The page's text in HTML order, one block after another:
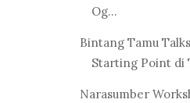
Og...
Bintang Tamu
Starting Point di
Narasumber